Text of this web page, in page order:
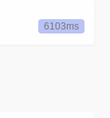
6103ms